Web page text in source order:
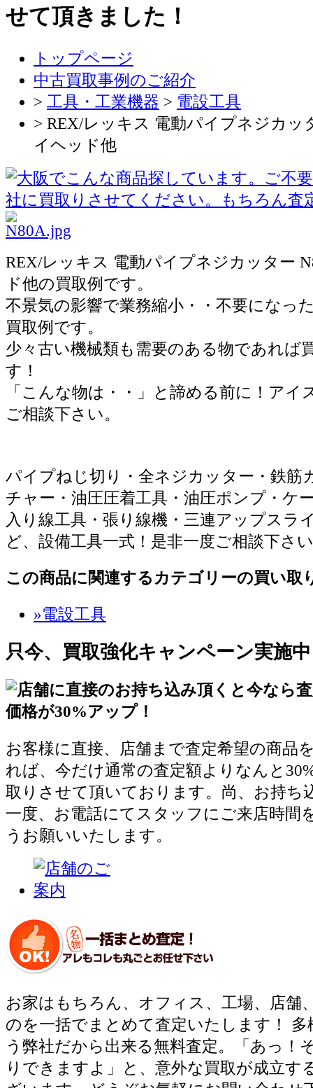
せて頂きました！
トップページ
中古買取事例のご紹介
> 工具・工業機器 > 電設工具
> REX/レッキス 電動パイプネジカ
イヘッド他
REX/レッキス 電動パイプネジカッター
ド他の買取例です。
不景気の影響で業務縮小・・不要になっ
買取例です。
少々古い機械類も需要のある物であれば
す！
「こんな物は・・」と諦める前に！アイ
ご相談下さい。
パイプねじ切り・全ネジカッター・鉄筋
チャー・油圧圧着工具・油圧ポンプ・ケ
入り線工具・張り線機・三連アップスラ
ど、設備工具一式！是非一度ご相談下さ
この商品に関連するカテゴリーの買い取
»電設工具
只今、買取強化キャンペーン実施
お客様に直接、店舗まで査定希望の商品
れば、今だけ通常の査定額よりなんと
取りさせて頂いております。尚、お持ち
一度、お電話にてスタッフにご来店時間
うお願いいたします。
お家はもちろん、オフィス、工場、店舗
のを一括でまとめて査定いたします！ 多
う弊社だから出来る無料査定。「あっ！
りできますよ」と、意外な買取が成立す